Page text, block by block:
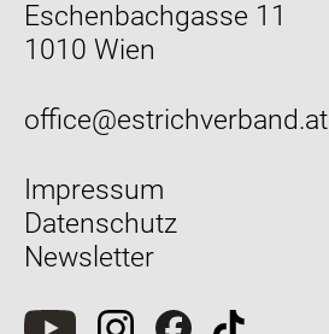
Eschenbachgasse 11
1010 Wien
office@estrichverband.at
Impressum
Datenschutz
Newsletter